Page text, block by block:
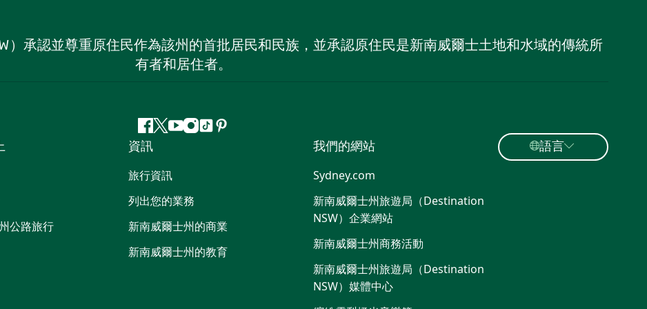
）承認並尊重原住民作為該州的首批居民和民族，並承認原住民是新南威爾士土地和水域的傳統所
有者和居住者。
Facebook
嘰
喳
喳
Youtube
Instagram
抖 Pinterest
公路旅行
資訊
旅行資訊
列出您的業務
新南威爾士州的商業
新南威爾士州的教育
我們的網站
Sydney.com
新南威爾士州旅遊局（Destination
NSW）企業網站
新南威爾士州商務活動
新南威爾士州旅遊局（Destination
NSW）媒體中心
語言